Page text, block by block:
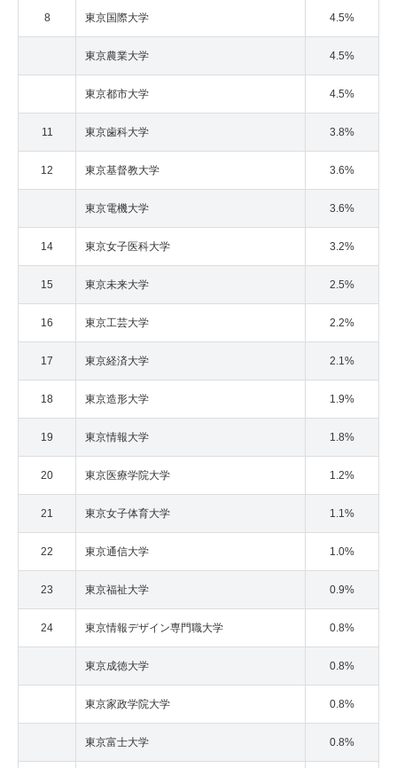
8 東京国際大学 4.5%
東京農業大学 4.5%
東京都市大学 4.5%
11 東京歯科大学 3.8%
12 東京基督教大学 3.6%
東京電機大学 3.6%
14 東京女子医科大学 3.2%
15 東京未来大学 2.5%
16 東京工芸大学 2.2%
17 東京経済大学 2.1%
18 東京造形大学 1.9%
19 東京情報大学 1.8%
20 東京医療学院大学 1.2%
21 東京女子体育大学 1.1%
22 東京通信大学 1.0%
23 東京福祉大学 0.9%
24 東京情報デザイン専門職大学 0.8%
東京成徳大学 0.8%
東京家政学院大学 0.8%
東京富士大学 0.8%